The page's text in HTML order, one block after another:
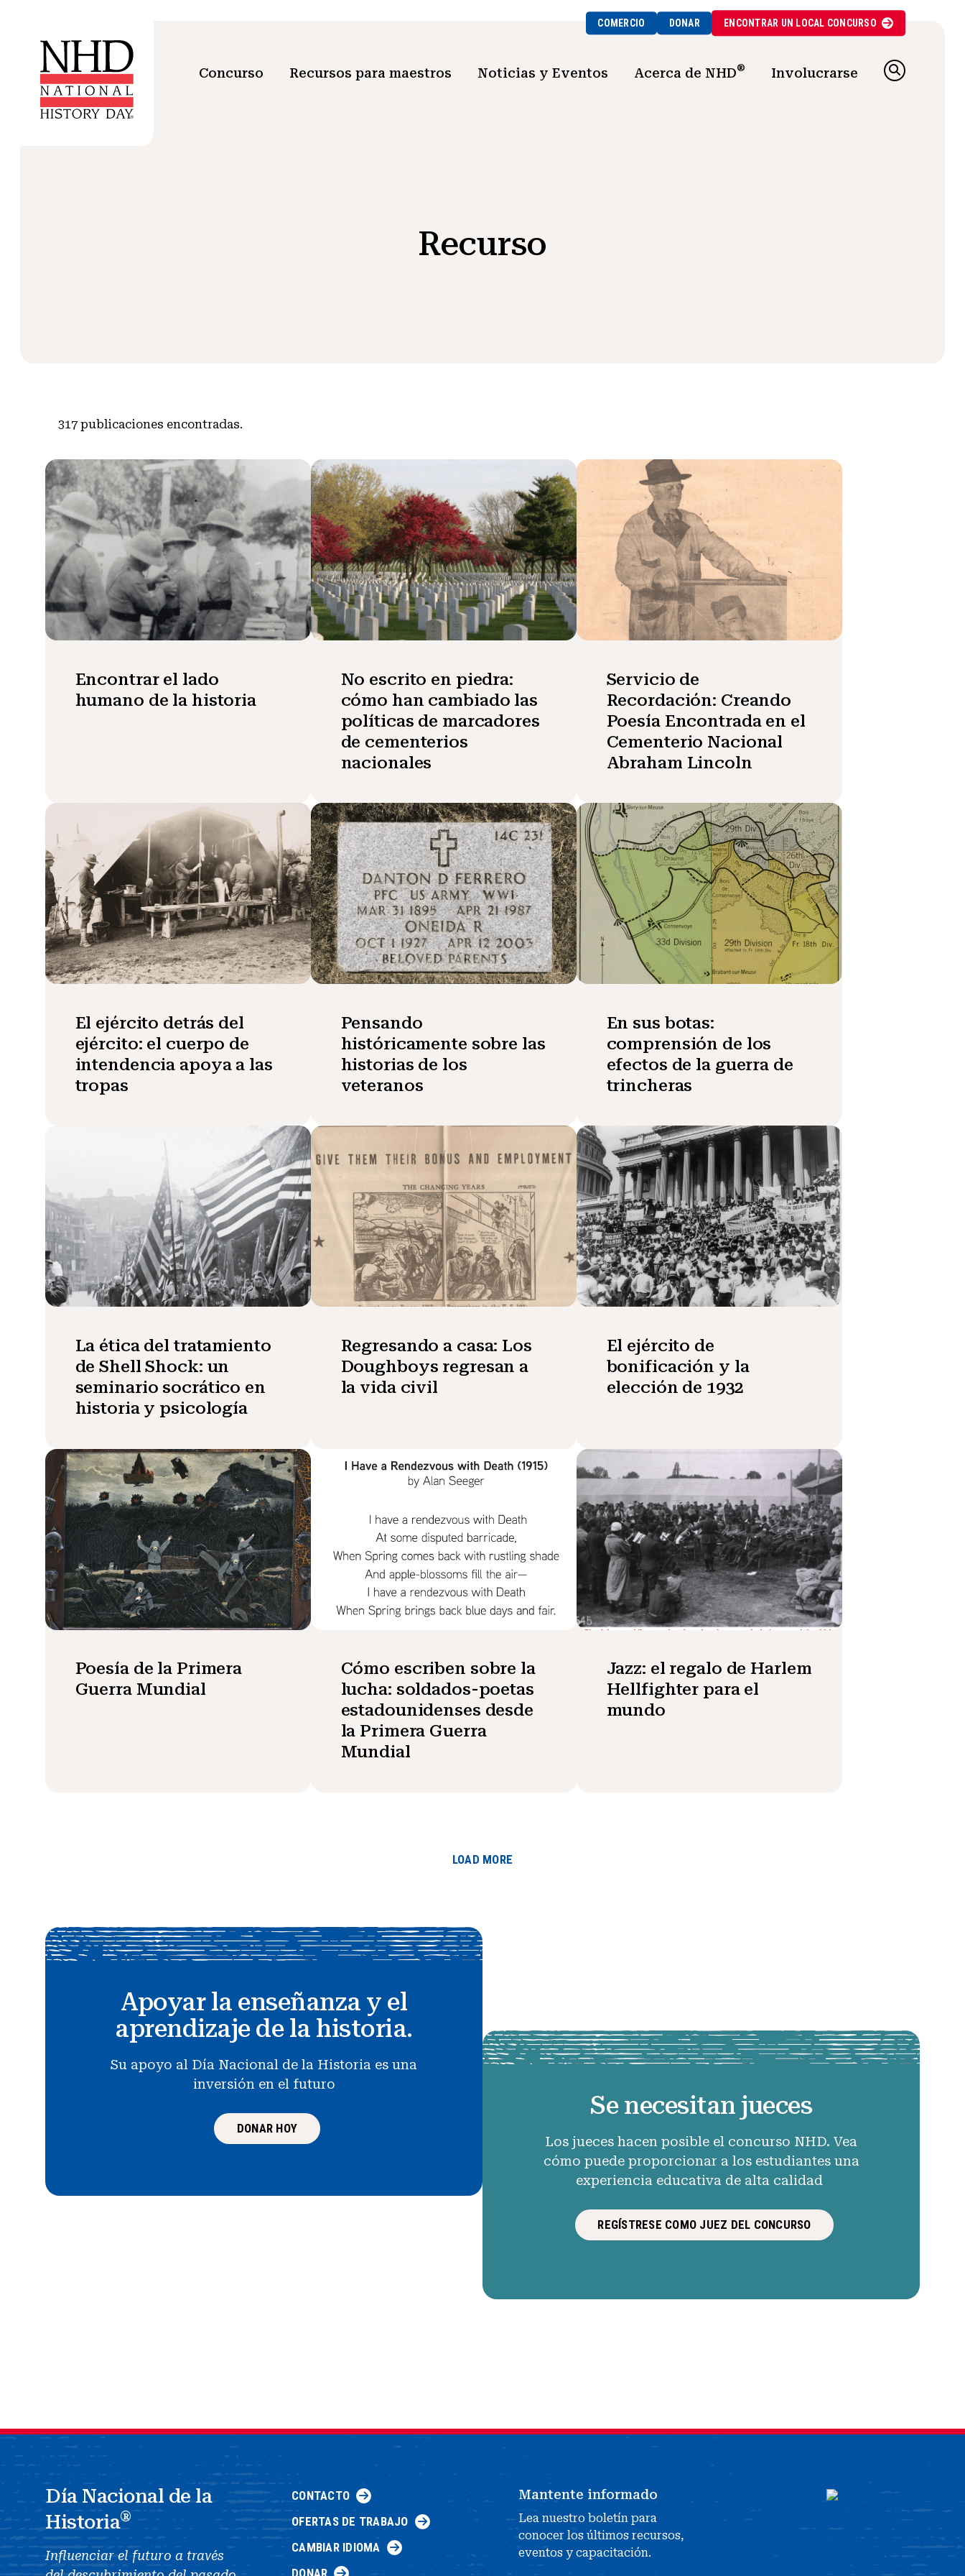
COMERCIO DONAR ENCONTRAR UN LOCAL CONCURSO
Concurso Recursos para maestros Noticias y Eventos Acerca de NHD® Involucrarse
Recurso
317 publicaciones encontradas.
Encontrar el lado
humano de la historia
No escrito en piedra:
cómo han cambiado las
políticas de marcadores
de cementerios
nacionales
Servicio de
Recordación: Creando
Poesía Encontrada en el
Cementerio Nacional
Abraham Lincoln
El ejército detrás del
ejército: el cuerpo de
intendencia apoya a las
tropas
Pensando
históricamente sobre las
historias de los
veteranos
En sus botas:
comprensión de los
efectos de la guerra de
trincheras
La ética del tratamiento
de Shell Shock: un
seminario socrático en
historia y psicología
Regresando a casa: Los
Doughboys regresan a
la vida civil
El ejército de
bonificación y la
elección de 1932
Poesía de la Primera
Guerra Mundial
Cómo escriben sobre la
lucha: soldados-poetas
estadounidenses desde
la Primera Guerra
Mundial
Jazz: el regalo de Harlem
Hellfighter para el
mundo
LOAD MORE
Apoyar la enseñanza y el
aprendizaje de la historia.
Su apoyo al Día Nacional de la Historia es una
inversión en el futuro
DONAR HOY
Se necesitan jueces
Los jueces hacen posible el concurso NHD. Vea
cómo puede proporcionar a los estudiantes una
experiencia educativa de alta calidad
REGÍSTRESE COMO JUEZ DEL CONCURSO
Día Nacional de la
Historia®
Influenciar el futuro a través
CONTACTO
OFERTAS DE TRABAJO
CAMBIAR IDIOMA
Mantente informado
Lea nuestro boletín para
conocer los últimos recursos,
eventos y capacitación.